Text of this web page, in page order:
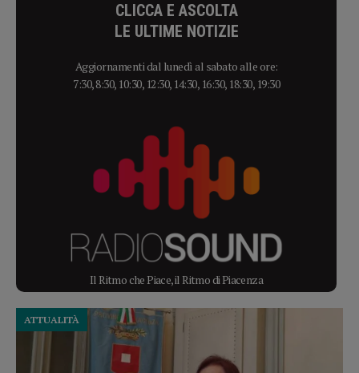
CLICCA E ASCOLTA
LE ULTIME NOTIZIE
Aggiornamenti dal lunedì al sabato alle ore:
7:30, 8:30, 10:30, 12:30, 14:30, 16:30, 18:30, 19:30
Il Ritmo che Piace, il Ritmo di Piacenza
ATTUALITÀ